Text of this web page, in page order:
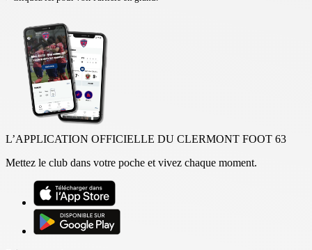
L’APPLICATION OFFICIELLE DU CLERMONT FOOT 63
Mettez le club dans votre poche et vivez chaque moment.